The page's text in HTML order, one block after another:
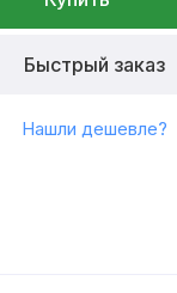
Быстрый заказ
Нашли дешевле?